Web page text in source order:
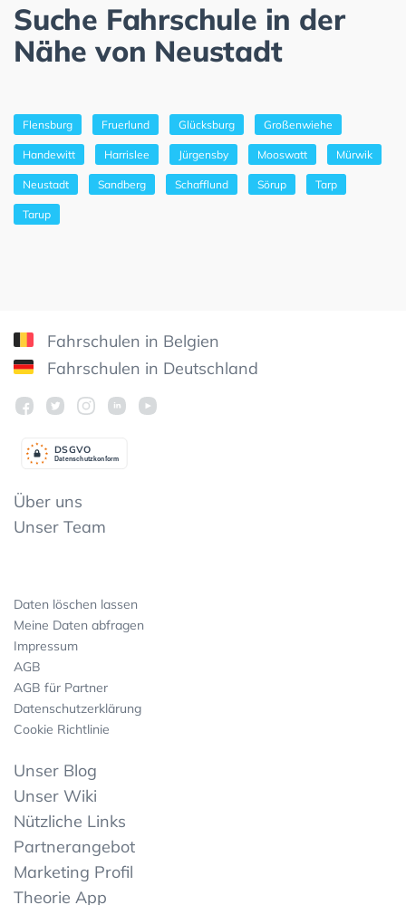
Suche Fahrschule in der
Nähe von Neustadt
Flensburg Fruerlund Glücksburg Großenwiehe
Handewitt Harrislee Jürgensby Mooswatt Mürwik
Neustadt Sandberg Schafflund Sörup Tarp
Tarup
Fahrschulen in Belgien
Fahrschulen in Deutschland
Datenschutzkonform
DSGVO
Über uns
Unser Team
Daten löschen lassen
Meine Daten abfragen
Impressum
AGB
AGB für Partner
Datenschutzerklärung
Cookie Richtlinie
Unser Blog
Unser Wiki
Nützliche Links
Partnerangebot
Marketing Profil
Theorie App